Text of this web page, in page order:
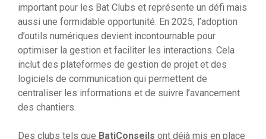
important pour les Bat Clubs et représente un défi mais
aussi une formidable opportunité. En 2025, l’adoption
d’outils numériques devient incontournable pour
optimiser la gestion et faciliter les interactions. Cela
inclut des plateformes de gestion de projet et des
logiciels de communication qui permettent de
centraliser les informations et de suivre l’avancement
des chantiers.
Des clubs tels que BatiConseils ont déjà mis en place